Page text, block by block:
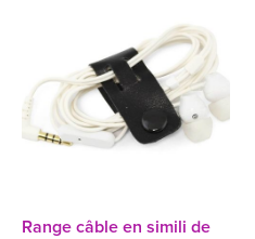
Range câble en simili de